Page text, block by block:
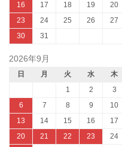
16
17 18 19 20
23
24 25 26 27
30
31
2026年9月
日 月 火 水 木
1
2 3
6
7 8 9 10
13
14 15 16 17
20
21 22 23 24